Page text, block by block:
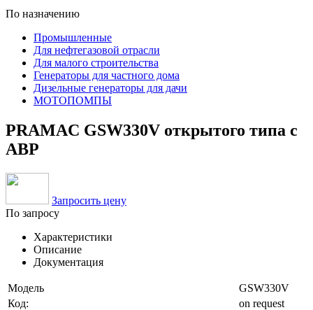
По назначению
Промышленные
Для нефтегазовой отрасли
Для малого строительства
Генераторы для частного дома
Дизельные генераторы для дачи
МОТОПОМПЫ
PRAMAC GSW330V открытого типа с
АВР
Запросить цену
По запросу
Характеристики
Описание
Документация
Модель
GSW330V
Код:
on request